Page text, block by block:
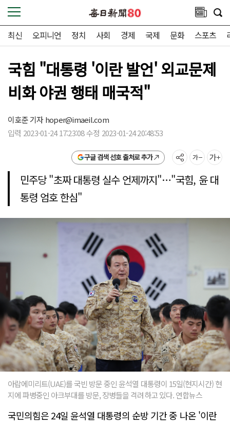
최신 오피니언 정치 사회 경제 국제 문화 스포츠
국힘 "대통령 '이란 발언' 외교문제
비화 야권 행태 매국적"
이호준 기자hoper@imaeil.com
입력 2023-01-24 17:23:08 수정 2023-01-24 20:48:53
구글 검색 선호 출처로 추가
민주당 "초짜 대통령 실수 언제까지"…"국힘, 윤 대
통령 엄호 한심"
아랍에미리트(UAE)를 국빈 방문 중인 윤석열 대통령이 15일(현지시간) 현
지에 파병중인 아크부대를 방문, 장병들을 격려하고 있다. 연합뉴스
국민의힘은 24일 윤석열 대통령의 순방 기간 중 나온 '이란